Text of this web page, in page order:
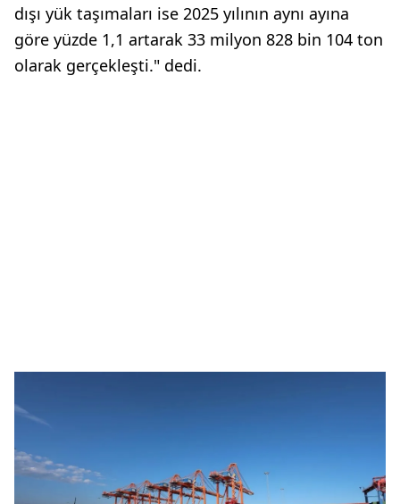
dışı yük taşımaları ise 2025 yılının aynı ayına
göre yüzde 1,1 artarak 33 milyon 828 bin 104 ton
olarak gerçekleşti." dedi.